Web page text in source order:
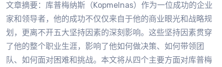
文章摘要：库普梅纳斯（Kopmelnas）作为一位成功的企业
家和领导者，他的成功不仅仅来自于他的商业眼光和战略规
划，更离不开五大坚持因素的深刻影响。这些坚持因素贯穿
了他的整个职业生涯，影响了他如何做决策、如何带领团
队、如何面对困难和挑战。本文将从四个主要方面对库普梅